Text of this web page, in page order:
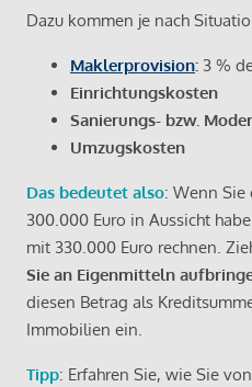
Dazu kommen je nach
Maklerprovision: 3 %
Einrichtungskosten
Sanierungs- bzw.
Umzugskosten
Das bedeutet also: Wenn Sie
300.000 Euro in Aussicht
mit 330.000 Euro rechnen.
Sie an Eigenmitteln
diesen Betrag als
Immobilien ein.
Tipp: Erfahren Sie, wie Sie